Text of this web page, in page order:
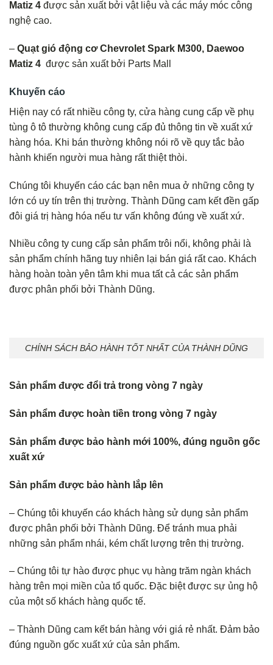
Matiz 4 được sản xuất bởi vật liệu và các máy móc công
nghệ cao.
– Quạt gió động cơ Chevrolet Spark M300, Daewoo
Matiz 4 được sản xuất bởi Parts Mall
Khuyến cáo
Hiện nay có rất nhiều công ty, cửa hàng cung cấp về phụ
tùng ô tô thường không cung cấp đủ thông tin về xuất xứ
hàng hóa. Khi bán thường không nói rõ về quy tắc bảo
hành khiến người mua hàng rất thiệt thòi.
Chúng tôi khuyến cáo các bạn nên mua ở những công ty
lớn có uy tín trên thị trường. Thành Dũng cam kết đền gấp
đôi giá trị hàng hóa nếu tư vấn không đúng về xuất xứ.
Nhiều công ty cung cấp sản phẩm trôi nổi, không phải là
sản phẩm chính hãng tuy nhiên lại bán giá rất cao. Khách
hàng hoàn toàn yên tâm khi mua tất cả các sản phẩm
được phân phối bởi Thành Dũng.
CHÍNH SÁCH BẢO HÀNH TỐT NHẤT CỦA THÀNH DŨNG
Sản phẩm được đổi trả trong vòng 7 ngày
Sản phẩm được hoàn tiền trong vòng 7 ngày
Sản phẩm được bảo hành mới 100%, đúng nguồn gốc
xuất xứ
Sản phẩm được bảo hành lắp lên
– Chúng tôi khuyến cáo khách hàng sử dụng sản phẩm
được phân phối bởi Thành Dũng. Để tránh mua phải
những sản phẩm nhái, kém chất lượng trên thị trường.
– Chúng tôi tự hào được phục vụ hàng trăm ngàn khách
hàng trên mọi miền của tổ quốc. Đặc biệt được sự ủng hộ
của một số khách hàng quốc tế.
– Thành Dũng cam kết bán hàng với giá rẻ nhất. Đảm bảo
đúng nguồn gốc xuất xứ của sản phẩm.